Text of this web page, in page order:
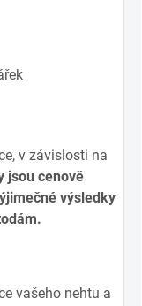
v závislosti na
jsou cenově
výsledky
vašeho nehtu a